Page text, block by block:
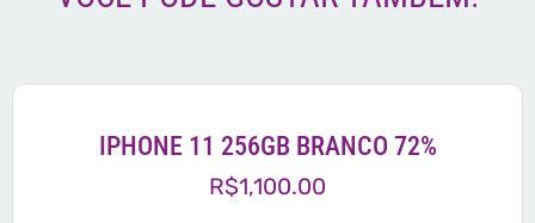
IPHONE 11 256GB BRANCO 72%
R$1,100.00